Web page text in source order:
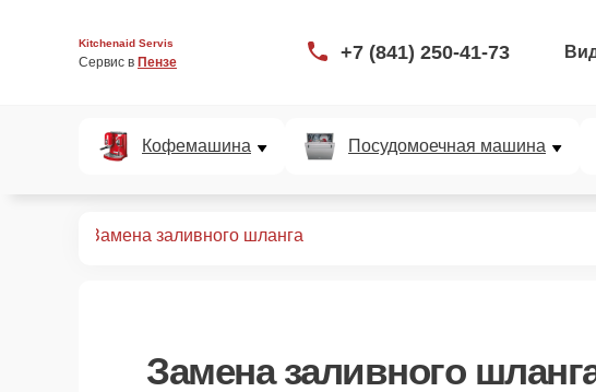
Kitchenaid Servis
Сервис в Пензе +7 (841) 250-41-73
Кофемашина Посудомоечная машина
Замена заливного шланга
Замена заливного